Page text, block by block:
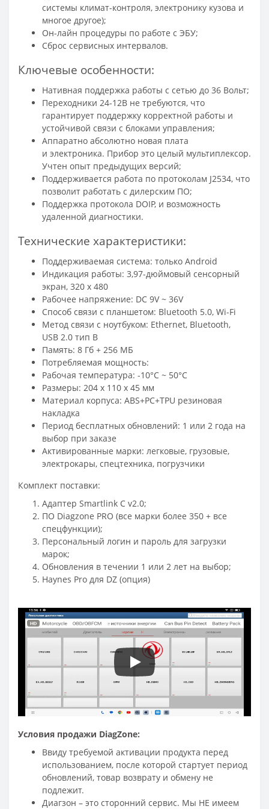
системы климат-контроля, электронику кузова и
многое другое);
Он-лайн процедуры по работе с ЭБУ;
Сброс сервисных интервалов.
Ключевые особенности:
Нативная поддержка работы с сетью до 36 Вольт;
Переходники 24-12В не требуются, что
гарантирует поддержку корректной работы и
устойчивой связи с блоками управления;
Аппаратно абсолютно новая плата
и электроника. Прибор это целый мультиплексор.
Учтен опыт предыдущих версий;
Поддерживается работа по протоколам J2534, что
позволит работать с дилерским ПО;
Поддержка протокола DOIP, и возможность
удаленной диагностики.
Технические характеристики:
Поддерживаемая система: только Android
Индикация работы: 3,97-дюймовый сенсорный
экран, 320 x 480
Рабочее напряжение: DC 9V ~ 36V
Способ связи с планшетом: Bluetooth 5.0, Wi-Fi
Метод связи с ноутбуком: Ethernet, Bluetooth,
USB 2.0 тип B
Память: 8 Гб + 256 МБ
Потребляемая мощность:
Рабочая температура: -10°C ~ 50°C
Размеры: 204 x 110 x 45 мм
Материал корпуса: ABS+PC+TPU резиновая
накладка
Период бесплатных обновлений: 1 или 2 года на
выбор при заказе
Активированные марки: легковые, грузовые,
электрокары, спецтехника, погрузчики
Комплект поставки:
Адаптер Smartlink C v2.0;
ПО Diagzone PRO (все марки более 350 + все
спецфункции);
Персональный логин и пароль для загрузки
марок;
Обновления в течении 1 или 2 лет на выбор;
Haynes Pro для DZ (опция)
Условия продажи DiagZone:
Ввиду требуемой активации продукта перед
использованием, после которой стартует период
обновлений, товар возврату и обмену не
подлежит.
Диагзон – это сторонний сервис. Мы НЕ имеем